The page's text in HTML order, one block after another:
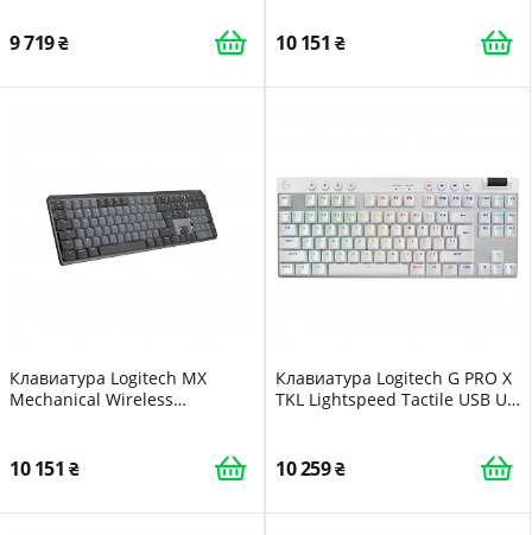
9 719 10 151
Клавиатура Logitech MX
Mechanical Wireless
10 151
Клавиатура Logitech G PRO X
TKL Lightspeed Tactile USB UA
10 259